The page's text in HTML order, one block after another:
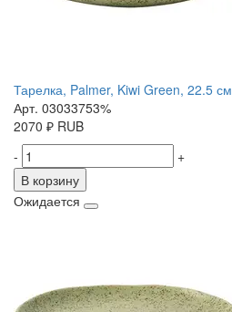
Тарелка, Palmer, Kiwi Green, 22.5 см
Арт. 03033753%
2070 ₽ RUB
-
+
В корзину
Ожидается